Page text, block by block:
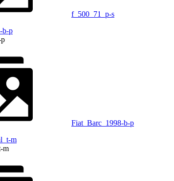
f_500_71_p-s
Fiat_Barc_1998-b-p
m